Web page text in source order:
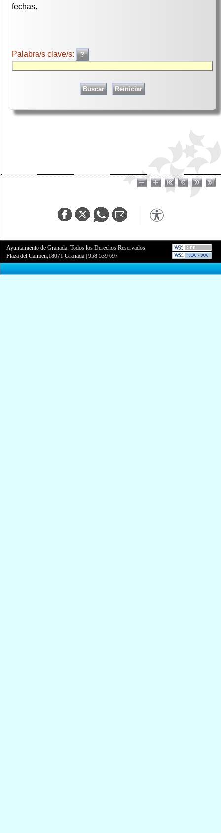
fechas.
Palabra/s clave/s:
Ayuntamiento de Granada. Todos los Derechos Reservados.
Plaza del Carmen,18071 Granada |958 539 697